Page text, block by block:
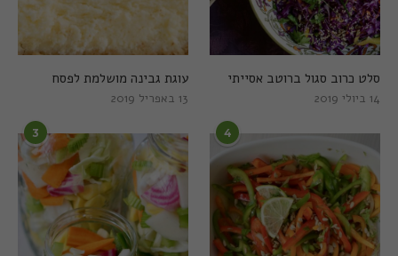
עוגת גבינה מושלמת לפסח
13 באפריל 2019
סלט כרוב סגול ברוטב אסייתי
14 ביולי 2019
3 4